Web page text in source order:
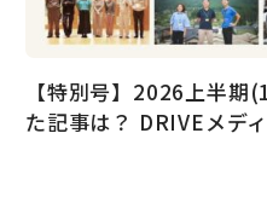
【特別号】2026上半期
た記事は？ DRIVEメデ